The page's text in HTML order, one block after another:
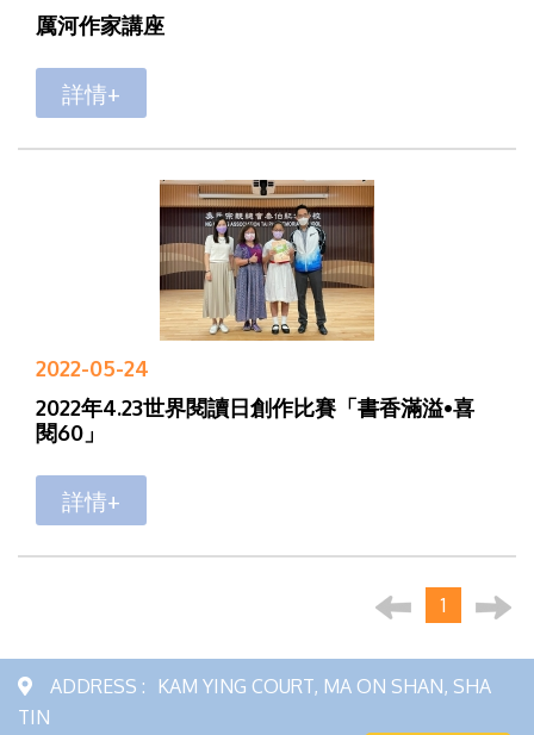
厲河作家講座
詳情+
2022-05-24
2022年4.23世界閱讀日創作比賽「書香滿溢•喜
閱60」
詳情+
1
ADDRESS : KAM YING COURT, MA ON SHAN, SHA
TIN